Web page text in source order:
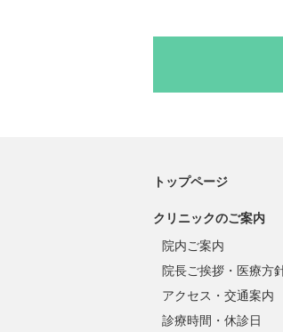
トップページ
クリニックのご案内
院内ご案内
院長ご挨拶・医療方
アクセス・交通案内
診療時間・休診日